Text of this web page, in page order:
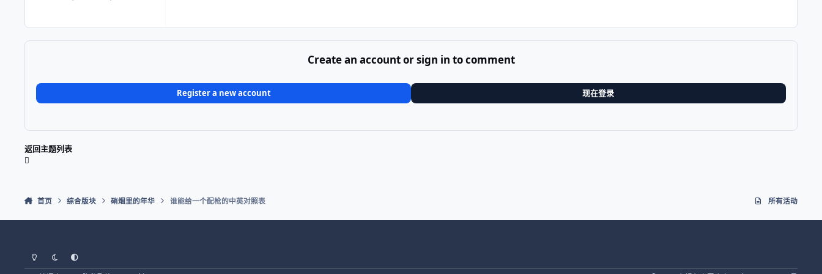
Create an account or sign in to comment
Register a new account 现在登录
返回主题列表
首页 综合版块 硝烟里的年华 谁能给一个配枪的中英对照表 所有活动
Light ModeDark ModeSystem Preference